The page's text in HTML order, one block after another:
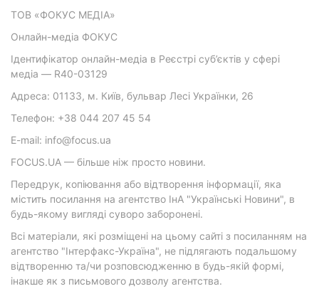
ТОВ «ФОКУС МЕДІА»
Онлайн-медіа ФОКУС
Ідентифікатор онлайн-медіа в Реєстрі суб’єктів у сфері
медіа — R40-03129
Адреса: 01133, м. Київ, бульвар Лесі Українки, 26
Телефон: +38 044 207 45 54
E-mail: info@focus.ua
FOCUS.UA — більше ніж просто новини.
Передрук, копіювання або відтворення інформації, яка
містить посилання на агентство ІнА "Українські Новини", в
будь-якому вигляді суворо заборонені.
Всі матеріали, які розміщені на цьому сайті з посиланням на
агентство "Інтерфакс-Україна", не підлягають подальшому
відтворенню та/чи розповсюдженню в будь-якій формі,
інакше як з письмового дозволу агентства.